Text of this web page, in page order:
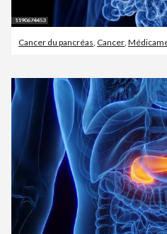
Cancer du pancréas Cancer